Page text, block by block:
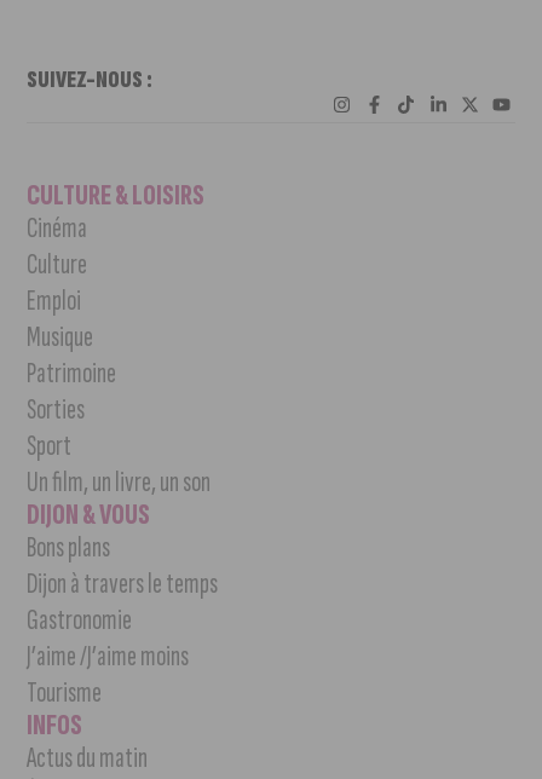
SUIVEZ-NOUS :
CULTURE & LOISIRS
Cinéma
Culture
Emploi
Musique
Patrimoine
Sorties
Sport
Un film, un livre, un son
DIJON & VOUS
Bons plans
Dijon à travers le temps
Gastronomie
J’aime /J’aime moins
Tourisme
INFOS
Actus du matin